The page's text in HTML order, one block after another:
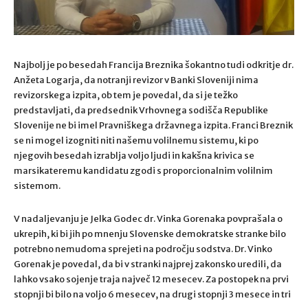
Najbolj je po besedah Francija Breznika šokantno tudi odkritje dr.
Anžeta Logarja, da notranji revizor v Banki Sloveniji nima
revizorskega izpita, ob tem je povedal, da si je težko
predstavljati, da predsednik Vrhovnega sodišča Republike
Slovenije ne bi imel Pravniškega državnega izpita. Franci Breznik
se ni mogel izogniti niti našemu volilnemu sistemu, ki po
njegovih besedah izrablja voljo ljudi in kakšna krivica se
marsikateremu kandidatu zgodi s proporcionalnim volilnim
sistemom.
V nadaljevanju je Jelka Godec dr. Vinka Gorenaka povprašala o
ukrepih, ki bi jih po mnenju Slovenske demokratske stranke bilo
potrebno nemudoma sprejeti na področju sodstva. Dr. Vinko
Gorenak je povedal, da bi v stranki najprej zakonsko uredili, da
lahko vsako sojenje traja največ 12 mesecev. Za postopek na prvi
stopnji bi bilo na voljo 6 mesecev, na drugi stopnji 3 mesece in tri